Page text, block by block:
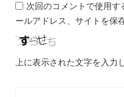
次回のコメントで使用す
ールアドレス、サイトを保
上に表示された文字を入力